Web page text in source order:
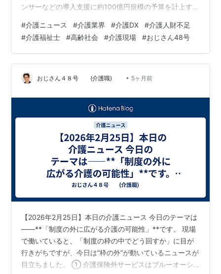
ンサーなどの導入支援に約100億円規模の予算を計上する
や見守りシステムを導入する際、費用の最大75％程度を
補助する仕組みが検討されています。 介護業界では人材
不足が深刻化しており、テクノロジーを活用して業務を
効率化し、職員の負担軽減を図る狙いがあります。 (高齢
化社会対策ビジネス現況報告) 代表的な見守り機器として
#介護ニュース #介護業界 #介護DX #介護人財不足
#介護福祉士 #高齢社会 #介護現場 #おじさん48号
おじさん４８号 (介護職) • 5ヶ月前
【2026年2月25日】本日の介護ニュース 今日のテーマは
――**「制度の外に広がる介護の可能性」**です。 現場
で働いていると、「制度の枠の中でどう回すか」に目が
行きがちですが、今日は“枠の外”が動いているニュースが
目立ちました。 ① 介護保険外サービスはブルーオーシ